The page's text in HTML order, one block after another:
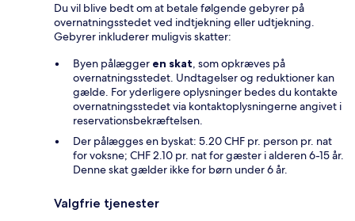
Du vil blive bedt om at betale følgende gebyrer på
overnatningsstedet ved indtjekning eller udtjekning.
Gebyrer inkluderer muligvis skatter:
Byen pålægger en skat, som opkræves på
overnatningsstedet. Undtagelser og reduktioner kan
gælde. For yderligere oplysninger bedes du kontakte
overnatningsstedet via kontaktoplysningerne angivet i
reservationsbekræftelsen.
Der pålægges en byskat: 5.20 CHF pr. person pr. nat
for voksne; CHF 2.10 pr. nat for gæster i alderen 6-15 år.
Denne skat gælder ikke for børn under 6 år.
Valgfrie tjenester